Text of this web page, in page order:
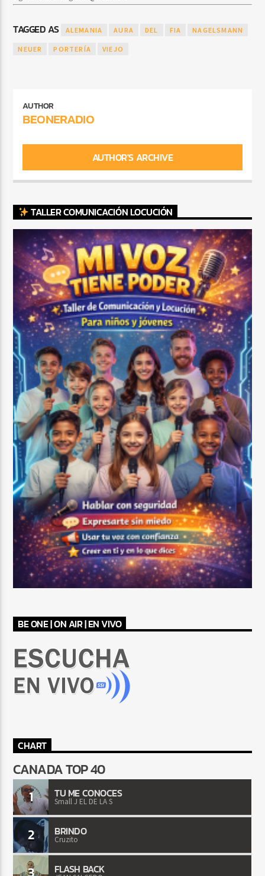
TAGGED AS ALEMANIA AURA DEL FIA NAGELSMANN
NEUER PORTERÍA VIEJO
AUTHOR
BEONERADIO
AUTHOR'S ARCHIVE
TALLER COMUNICACIÓN LOCUCIÓN
BE ONE | ON AIR | EN VIVO
CHART
CANADA TOP 40
1 TU ME CONOCES
Small J EL DE LA S
2 BRINDO
Cruzito
FLASH BACK